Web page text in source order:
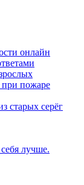
онлайн
при пожаре
старых серёг
лучше.